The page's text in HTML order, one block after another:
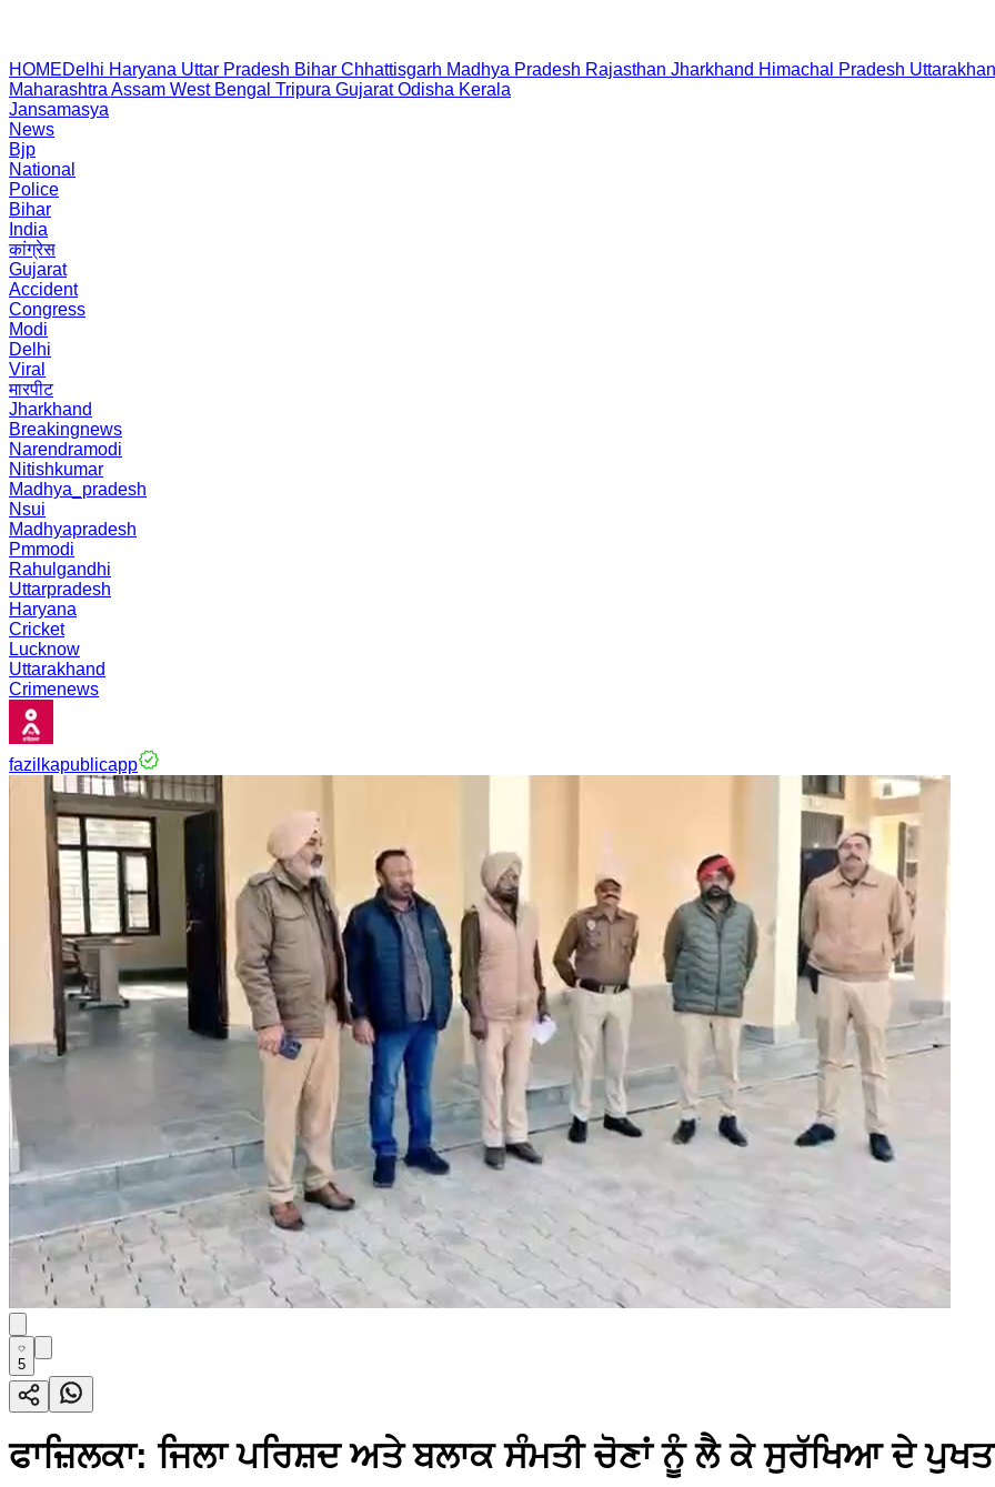
HOMEDelhi Haryana Uttar Pradesh Bihar Chhattisgarh Madhya Pradesh Rajasthan Jharkhand Himachal Pradesh
Maharashtra Assam West Bengal Tripura Gujarat Odisha Kerala
Jansamasya
News
Bjp
National
Police
Bihar
India
कांग्रेस
Gujarat
Accident
Congress
Modi
Delhi
Viral
मारपीट
Jharkhand
Breakingnews
Narendramodi
Nitishkumar
Madhya_pradesh
Nsui
Madhyapradesh
Pmmodi
Rahulgandhi
Uttarpradesh
Haryana
Cricket
Lucknow
Uttarakhand
Crimenews
fazilkapublicapp
5
ਫਾਜ਼ਿਲਕਾ: ਜਿਲਾ ਪਰਿਸ਼ਦ ਅਤੇ ਬਲਾਕ ਸੰਮਤੀ ਚੋਣਾਂ ਨੂੰ ਲੈ ਕੇ ਸੁਰੱਖਿਆ ਦੇ